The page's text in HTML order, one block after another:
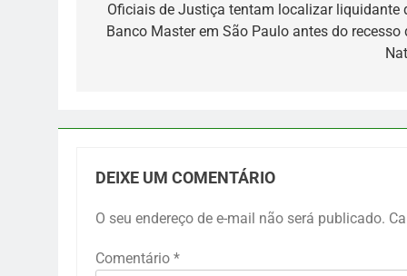
de
Oficiais de Justiça tentam localizar liquidante
Banco Master em São Paulo antes do recesso
DEIXE UM COMENTÁRIO
O seu endereço de e-mail não será publicado.
Comentário *